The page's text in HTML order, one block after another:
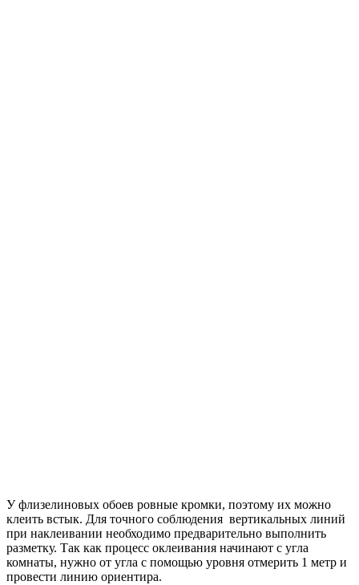
У флизелиновых обоев ровные кромки, поэтому их можно
клеить встык. Для точного соблюдения вертикальных линий
при наклеивании необходимо предварительно выполнить
разметку. Так как процесс оклеивания начинают с угла
комнаты, нужно от угла с помощью уровня отмерить 1 метр и
провести линию ориентира.